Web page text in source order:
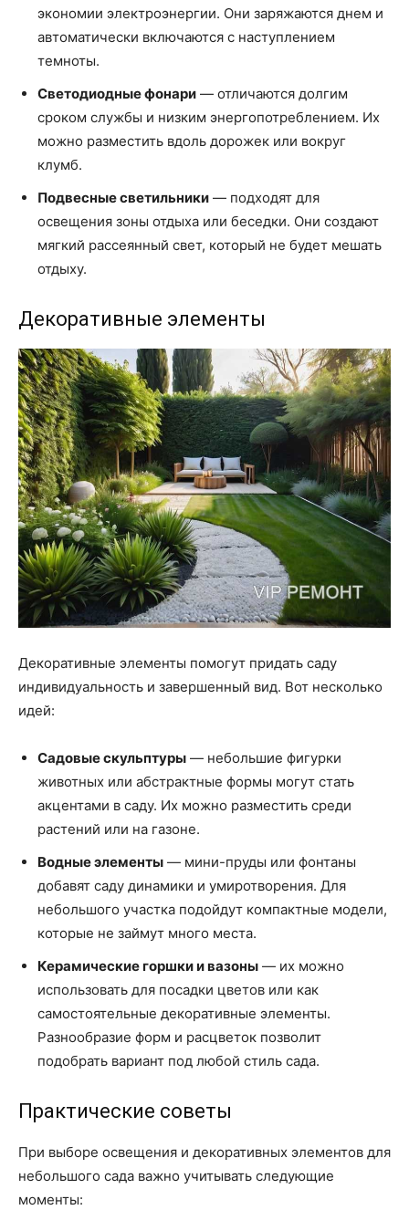
экономии электроэнергии. Они заряжаются днем и
автоматически включаются с наступлением
темноты.
Светодиодные фонари — отличаются долгим
сроком службы и низким энергопотреблением. Их
можно разместить вдоль дорожек или вокруг
клумб.
Подвесные светильники — подходят для
освещения зоны отдыха или беседки. Они создают
мягкий рассеянный свет, который не будет мешать
отдыху.
Декоративные элементы
Декоративные элементы помогут придать саду
индивидуальность и завершенный вид. Вот несколько
идей:
Садовые скульптуры — небольшие фигурки
животных или абстрактные формы могут стать
акцентами в саду. Их можно разместить среди
растений или на газоне.
Водные элементы — мини-пруды или фонтаны
добавят саду динамики и умиротворения. Для
небольшого участка подойдут компактные модели,
которые не займут много места.
Керамические горшки и вазоны — их можно
использовать для посадки цветов или как
самостоятельные декоративные элементы.
Разнообразие форм и расцветок позволит
подобрать вариант под любой стиль сада.
Практические советы
При выборе освещения и декоративных элементов для
небольшого сада важно учитывать следующие
моменты: